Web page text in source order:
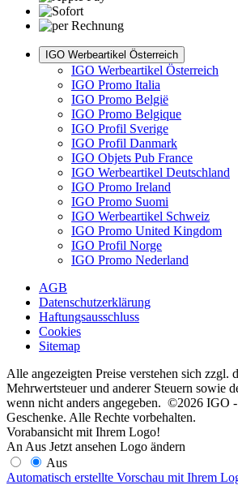
IGO Werbeartikel Österreich
IGO Werbeartikel Österreich
IGO Promo Italia
IGO Promo België
IGO Promo Belgique
IGO Profil Sverige
IGO Profil Danmark
IGO Objets Pub France
IGO Werbeartikel Deutschland
IGO Promo Ireland
IGO Promo Suomi
IGO Werbeartikel Schweiz
IGO Promo United Kingdom
IGO Profil Norge
IGO Promo Nederland
AGB
Datenschutzerklärung
Haftungsausschluss
Cookies
Sitemap
Alle angezeigten Preise verstehen sich zzgl.
Mehrwertsteuer und anderer Steuern sowie
wenn nicht anders angegeben. ©2026 IGO
Geschenke. Alle Rechte vorbehalten.
Vorabansicht mit Ihrem Logo!
An Aus Jetzt ansehen Logo ändern
Aus
Automatisch erstellte Vorschau mit Ihrem